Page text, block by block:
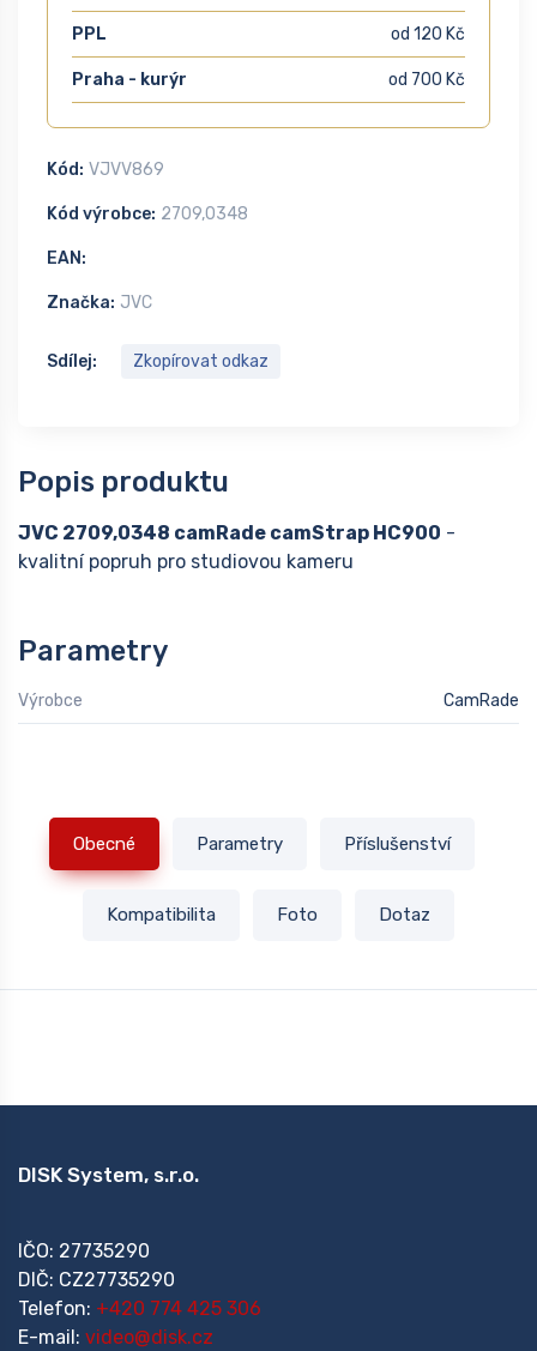
PPL od 120 Kč
Praha - kurýr od 700 Kč
Kód: VJVV869
Kód výrobce: 2709,0348
EAN:
Značka: JVC
Sdílej: Zkopírovat odkaz
Popis produktu
JVC 2709,0348 camRade camStrap HC900 -
kvalitní popruh pro studiovou kameru
Parametry
Výrobce CamRade
Obecné Parametry Příslušenství
Kompatibilita Foto Dotaz
DISK System, s.r.o.
IČO: 27735290
DIČ: CZ27735290
Telefon: +420 774 425 306
E-mail: video@disk.cz